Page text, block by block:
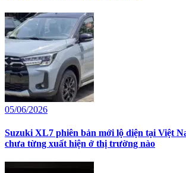
05/06/2026
Suzuki XL7 phiên bản mới lộ diện tại Việt
chưa từng xuất hiện ở thị trường nào